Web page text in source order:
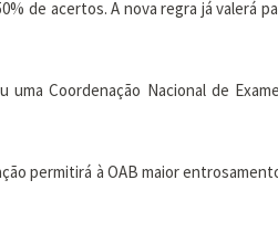
de acertos. A nova regra já valerá
Coordenação Nacional de
permitirá à OAB maior